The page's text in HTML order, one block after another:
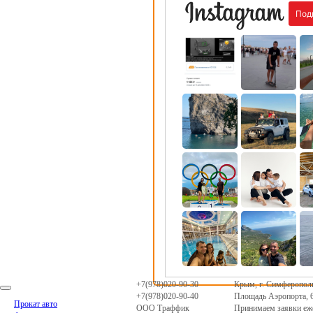
Прокат авто
+7(978)020-90-30
+7(978)020-90-40
ООО Траффик
Крым,г.
Площадь Аэропорта,
Принимаем заявки